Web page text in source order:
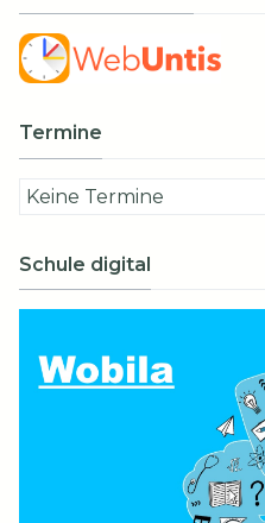
Termine
Keine Termine
Schule digital